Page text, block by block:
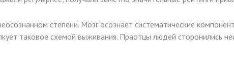
степени. Мозг осознает систематические
таковое схемой выживания. Праотцы людей сторонились